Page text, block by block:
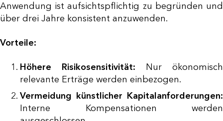
Anwendung ist aufsichtspflichtig zu begründen und
über drei Jahre konsistent anzuwenden.
Vorteile:
Höhere Risikosensitivität: Nur ökonomisch
relevante Erträge werden einbezogen.
Vermeidung künstlicher Kapitalanforderungen:
Interne Kompensationen werden